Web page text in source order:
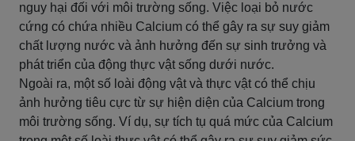
nguy hại đối với môi trường sống. Việc loại bỏ nước
cứng có chứa nhiều Calcium có thể gây ra sự suy giảm
chất lượng nước và ảnh hưởng đến sự sinh trưởng và
phát triển của động thực vật sống dưới nước.
Ngoài ra, một số loài động vật và thực vật có thể chịu
ảnh hưởng tiêu cực từ sự hiện diện của Calcium trong
môi trường sống. Ví dụ, sự tích tụ quá mức của Calcium